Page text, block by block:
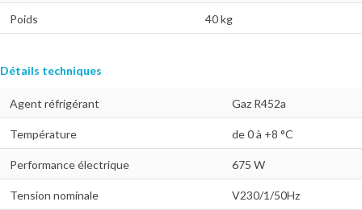
Poids 40 kg
Détails techniques
Agent réfrigérant Gaz R452a
Température de 0 à +8 °C
Performance électrique 675 W
Tension nominale V230/1/50Hz